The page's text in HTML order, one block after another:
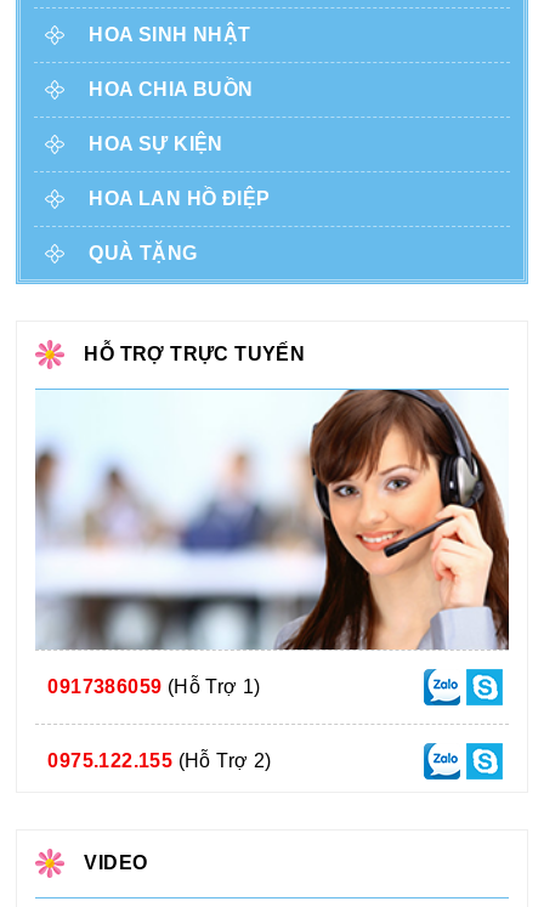
HOA SINH NHẬT
HOA CHIA BUỒN
HOA SỰ KIỆN
HOA LAN HỒ ĐIỆP
QUÀ TẶNG
HỖ TRỢ TRỰC TUYẾN
0917386059 (Hỗ Trợ 1)
0975.122.155 (Hỗ Trợ 2)
VIDEO